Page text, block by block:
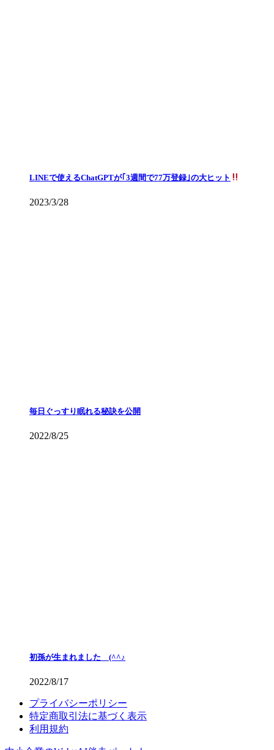
LINEで使えるChatGPTが｢3週間で77万登録｣の大ヒット
2023/3/28
毎日ぐっすり眠れる秘訣を公開
2022/8/25
初孫が生まれました (^^♪
2022/8/17
プライバシーポリシー
特定商取引法に基づく表示
利用規約